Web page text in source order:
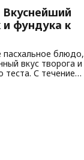
Вкуснейший
фундука к
блюдо,
вкус творога и
теста. С течением
свои
а Паска «Дубай»